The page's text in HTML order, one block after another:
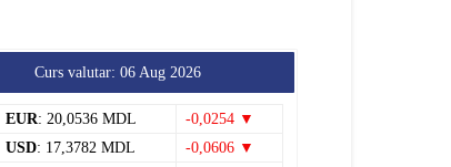
Curs valutar: 06 Aug 2026
EUR: 20,0536 MDL
-0,0254 ▼
USD: 17,3782 MDL
-0,0606 ▼